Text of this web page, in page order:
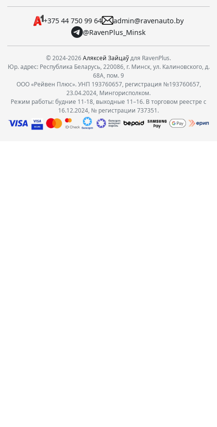
+375 44 750 99 64
admin@ravenauto.by
@RavenPlus_Minsk
© 2024-2026Аляксей Зайцаўдля RavenPlus.
Юр. адрес: Республика Беларусь, 220086, г. Минск, ул. Калиновского, д.
68А, пом. 9
ООО «Рейвен Плюс». УНП 193760657, регистрация №193760657,
23.04.2024, Мингорисполком.
Режим работы: будние 11-18, выходные 11–16. В торговом реестре с
16.12.2024, № регистрации 737351.